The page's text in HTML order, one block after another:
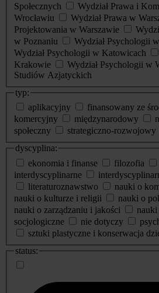
Społecznych
Wydział Prawa i
Wrocławiu
Wydział Prawa w
Projektowania w Warszawie
w Poznaniu
Wydział Psychologii
Wydział Psychologii w Katowicach
Krakowie
Wydział Psychologii w
Studiów Azjatyckich
typ:
aplikacyjny
finansowany ze
komercyjny
międzynarodowy
społeczny
strategiczno-rozwojowy
dyscyplina:
ekonomia i finanse
filozofia
interdyscyplinarne
literaturoznawstwo
nauki o
nauki o kulturze i religii
nauki o
nauki o zarządzaniu i jakości
socjologiczne
nie dotyczy
sztuki plastyczne i konserwacja
status: